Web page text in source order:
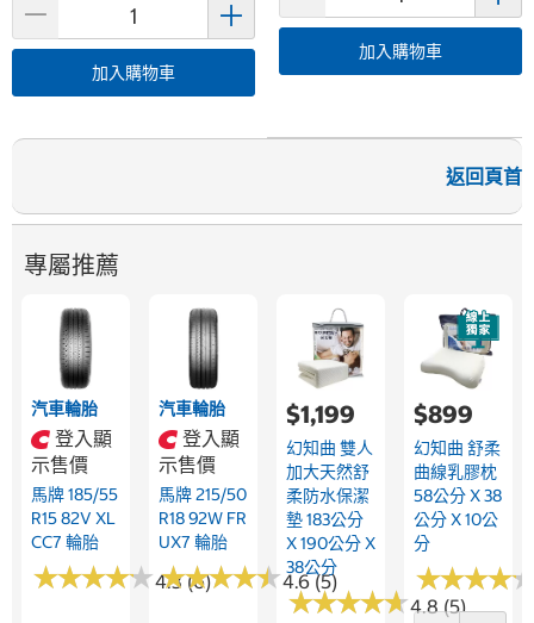
加入購物車
加入購物車
返回頁首
專屬推薦
汽車輪胎
登入顯
示售價
馬牌 185/55
R15 82V XL
CC7 輪胎
★★★★★
★★★★★4.3 (6)
汽車輪胎
登入顯
示售價
馬牌 215/50
R18 92W FR
UX7 輪胎
★★★★★
★★★★★4.6 (5)
$1,199
幻知曲 雙人
加大天然舒
柔防水保潔
墊 183公分
X 190公分 X
38公分
★★★★★
★★★★★4.8 (5)
$899
幻知曲 舒柔
曲線乳膠枕
58公分 X 38
公分 X 10公
分
★★★★
★★★★